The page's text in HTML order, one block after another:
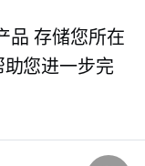
品 存储您所在
您进一步完